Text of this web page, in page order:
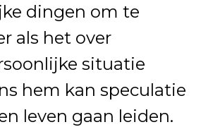
dingen om te
als het over
situatie
hem kan speculatie
leven gaan leiden.